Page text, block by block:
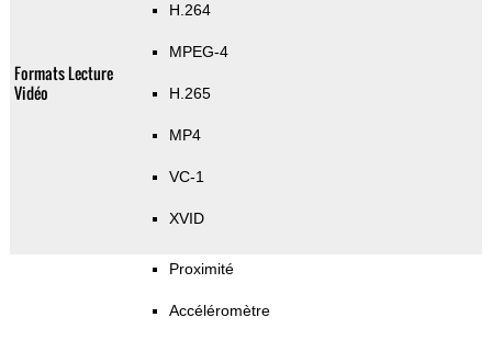
Formats Lecture
Vidéo
H.264
MPEG-4
H.265
MP4
VC-1
XVID
Proximité
Accéléromètre